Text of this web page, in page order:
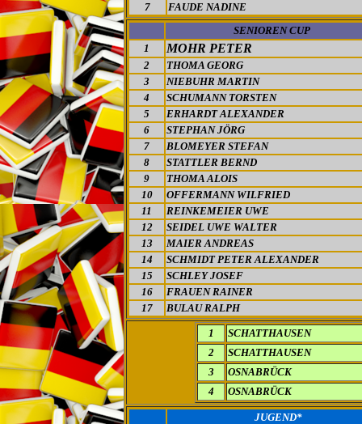
7
FAUDE NADINE
SENIOREN CUP
1
MOHR PETER
2
THOMA GEORG
3
NIEBUHR MARTIN
4
SCHUMANN TORSTEN
5
ERHARDT ALEXANDER
6
STEPHAN JÖRG
7
BLOMEYER STEFAN
8
STATTLER BERND
9
THOMA ALOIS
10
OFFERMANN WILFRIED
11
REINKEMEIER UWE
12
SEIDEL UWE WALTER
13
MAIER ANDREAS
14
SCHMIDT PETER ALEXANDER
15
SCHLEY JOSEF
16
FRAUEN RAINER
17
BULAU RALPH
1
SCHATTHAUSEN
2
SCHATTHAUSEN
3
OSNABRÜCK
4
OSNABRÜCK
JUGEND*